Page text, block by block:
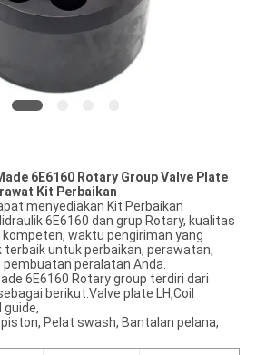
6E6160 Rotary Group Valve Plate
Kit Perbaikan
menyediakan Kit Perbaikan
6E6160 dan grup Rotary, kualitas
waktu pengiriman yang
untuk perbaikan, perawatan,
peralatan Anda.
6E6160 Rotary group terdiri dari
berikut:Valve plate LH,Coil
guide,
Pelat swash, Bantalan pelana,